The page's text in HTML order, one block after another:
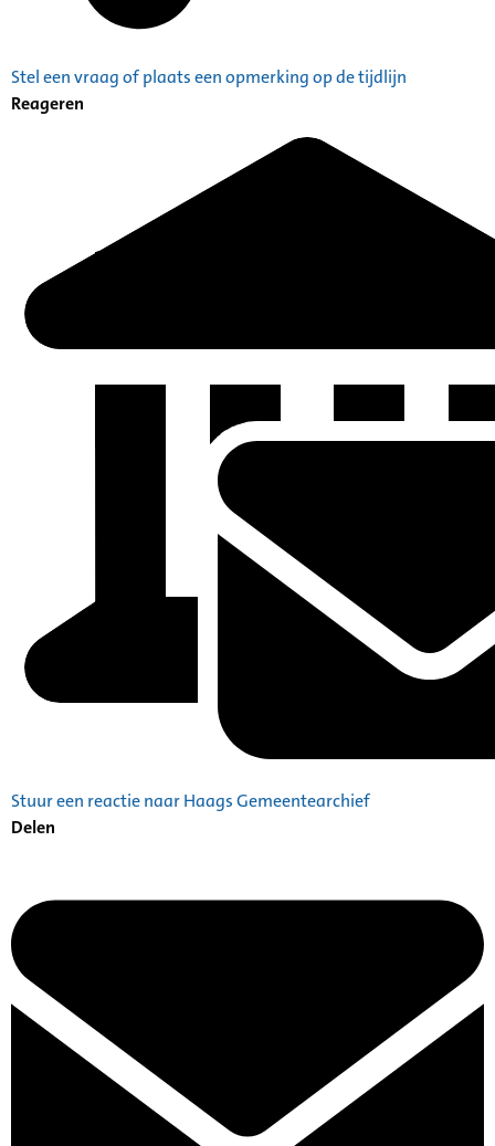
Stel een vraag of plaats een opmerking op de tijdlijn
Reageren
Stuur een reactie naar Haags Gemeentearchief
Delen